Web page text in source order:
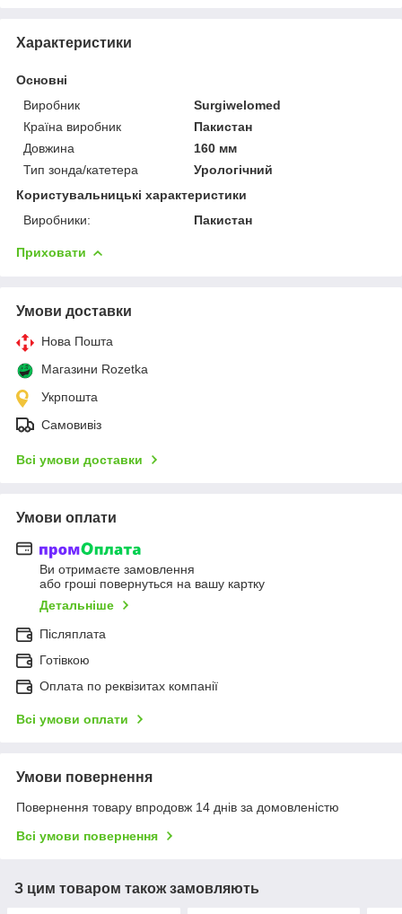
Характеристики
Основні
Виробник
Surgiwelomed
Країна виробник
Пакистан
Довжина
160 мм
Тип зонда/катетера
Урологічний
Користувальницькі характеристики
Виробники:
Пакистан
Приховати
Умови доставки
Нова Пошта
Магазини Rozetka
Укрпошта
Самовивіз
Всі умови доставки
Умови оплати
Ви отримаєте замовлення
або гроші повернуться на вашу картку
Детальніше
Післяплата
Готівкою
Оплата по реквізитах компанії
Всі умови оплати
Умови повернення
Повернення товару впродовж 14 днів за домовленістю
Всі умови повернення
З цим товаром також замовляють